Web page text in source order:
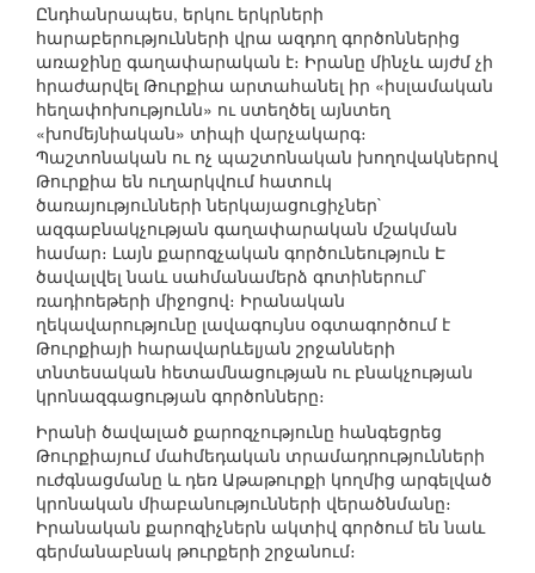
Ընդհանրապես, երկու երկրների
հարաբերությունների վրա ազդող գործոններից
առաջինը գաղափարական է։ Իրանը մինչև այժմ չի
հրաժարվել Թուրքիա արտահանել իր «իսլամական
հեղափոխությունն» ու ստեղծել այնտեղ
«խոմեյնիական» տիպի վարչակարգ։
Պաշտոնական ու ոչ պաշտոնական խողովակներով
Թուրքիա են ուղարկվում հատուկ
ծառայությունների ներկայացուցիչներ`
ազգաբնակչության գաղափարական մշակման
համար։ Լայն քարոզչական գործունեություն Է
ծավալվել նաև սահմանամերձ գոտիներում`
ռադիոեթերի միջոցով։ Իրանական
ղեկավարությունը լավագույնս օգտագործում է
Թուրքիայի հարավարևելյան շրջանների
տնտեսական հետամնացության ու բնակչության
կրոնազգացության գործոնները։
Իրանի ծավալած քարոզչությունը հանգեցրեց
Թուրքիայում մահմեդական տրամադրությունների
ուժգնացմանը և դեռ Աթաթուրքի կողմից արգելված
կրոնական միաբանությունների վերածնմանը։
Իրանական քարոզիչներն ակտիվ գործում են նաև
գերմանաբնակ թուրքերի շրջանում։